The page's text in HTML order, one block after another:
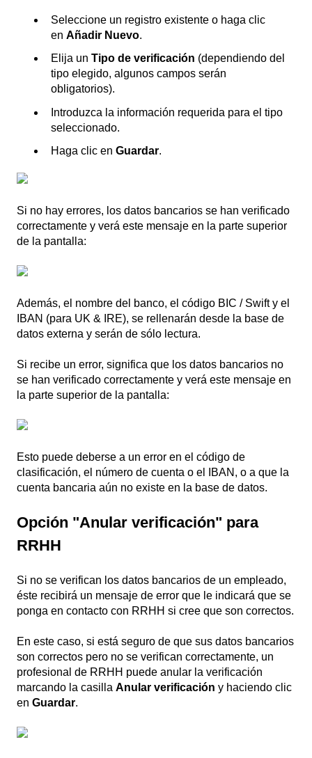
Seleccione un registro existente o haga clic
en Añadir Nuevo.
Elija un Tipo de verificación (dependiendo del
tipo elegido, algunos campos serán
obligatorios).
Introduzca la información requerida para el tipo
seleccionado.
Haga clic en Guardar.
Si no hay errores, los datos bancarios se han verificado
correctamente y verá este mensaje en la parte superior
de la pantalla:
Además, el nombre del banco, el código BIC / Swift y el
IBAN (para UK & IRE), se rellenarán desde la base de
datos externa y serán de sólo lectura.
Si recibe un error, significa que los datos bancarios no
se han verificado correctamente y verá este mensaje en
la parte superior de la pantalla:
Esto puede deberse a un error en el código de
clasificación, el número de cuenta o el IBAN, o a que la
cuenta bancaria aún no existe en la base de datos.
Opción "Anular verificación" para
RRHH
Si no se verifican los datos bancarios de un empleado,
éste recibirá un mensaje de error que le indicará que se
ponga en contacto con RRHH si cree que son correctos.
En este caso, si está seguro de que sus datos bancarios
son correctos pero no se verifican correctamente, un
profesional de RRHH puede anular la verificación
marcando la casilla Anular verificación y haciendo clic
en Guardar.